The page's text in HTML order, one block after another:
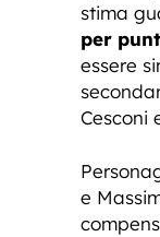
stima
per
essere
Cesconi
e